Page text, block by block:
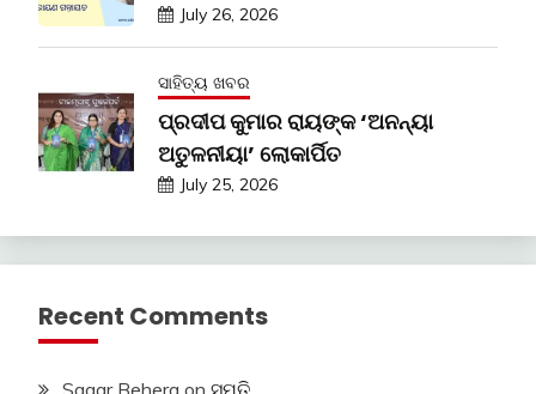
July 26, 2026
ସାହିତ୍ୟ ଖବର
ପ୍ରଦୀପ କୁମାର ରାୟଙ୍କ ‘ଅନନ୍ୟା
ଅତୁଳନୀୟା’ ଲୋକାର୍ପିତ
July 25, 2026
Recent Comments
Sagar Behera on ସ୍ମୃତି